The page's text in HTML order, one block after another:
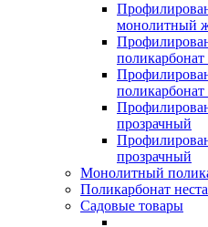
монолитный
прозрачный
прозрачный
Монолитный
Поликарбонат
Садовые товары